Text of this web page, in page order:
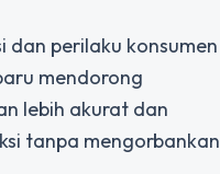
perilaku konsumen
mendorong
lebih akurat dan
tanpa mengorbankan